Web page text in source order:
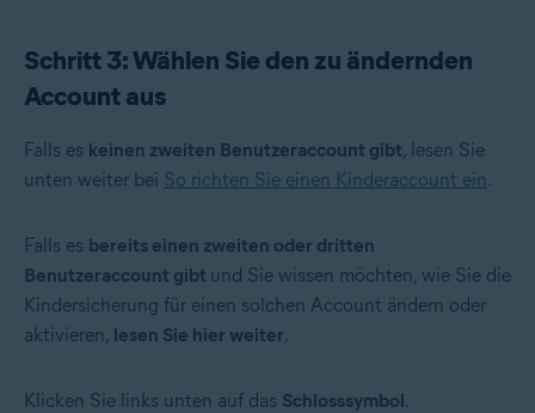
Schritt 3: Wählen Sie den zu ändernden
Account aus
Falls es keinen zweiten Benutzeraccount gibt, lesen Sie
unten weiter bei So richten Sie einen Kinderaccount ein.
Falls es bereits einen zweiten oder dritten
Benutzeraccount gibt und Sie wissen möchten, wie Sie die
Kindersicherung für einen solchen Account ändern oder
aktivieren, lesen Sie hier weiter.
Klicken Sie links unten auf das Schlosssymbol.